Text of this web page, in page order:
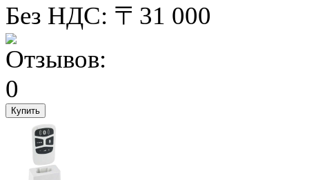
Без НДС: 〒31 000